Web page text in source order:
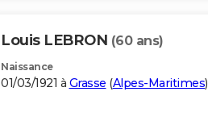
Louis LEBRON (60 ans)
Naissance
01/03/1921 à Grasse (Alpes-Maritimes)